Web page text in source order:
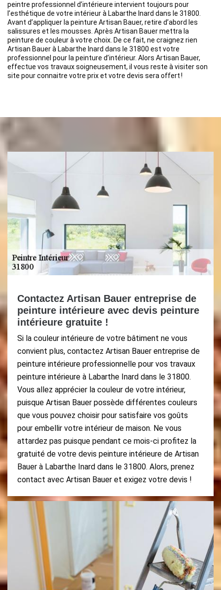
peintre professionnel d’intérieure intervient toujours pour
l’esthétique de votre intérieur à Labarthe Inard dans le 31800.
Avant d’appliquer la peinture Artisan Bauer, retire d’abord les
salissures et les mousses. Après Artisan Bauer mettra la
peinture de couleur à votre choix. De ce fait, ne craignez rien
Artisan Bauer à Labarthe Inard dans le 31800 est votre
professionnel pour la peinture d’intérieur. Alors Artisan Bauer,
effectue vos travaux soigneusement, il vous reste à visiter son
site pour connaitre votre prix et votre devis sera offert !
Contactez Artisan Bauer entreprise de
peinture intérieure avec devis peinture
intérieure gratuite !
Si la couleur intérieure de votre bâtiment ne vous
convient plus, contactez Artisan Bauer entreprise de
peinture intérieure professionnelle pour vos travaux
peinture intérieure à Labarthe Inard dans le 31800.
Vous allez apprécier la couleur de votre intérieur,
puisque Artisan Bauer possède différentes couleurs
que vous pouvez choisir pour satisfaire vos goûts
pour embellir votre intérieur de maison. Ne vous
attardez pas puisque pendant ce mois-ci profitez la
gratuité de votre devis peinture intérieure de Artisan
Bauer à Labarthe Inard dans le 31800. Alors, prenez
contact avec Artisan Bauer et exigez votre devis !